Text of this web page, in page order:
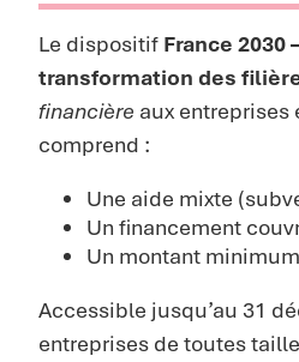
Le dispositif France
transformation des
financière aux
comprend :
Une aide mixte
Un financement
Un montant
Accessible jusqu’au 31
entreprises de toutes